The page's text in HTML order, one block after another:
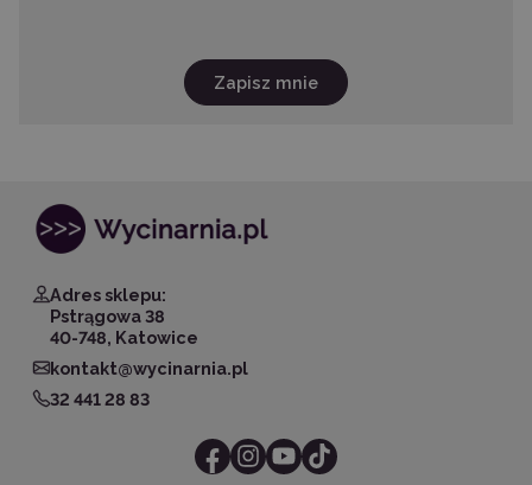
Zapisz mnie
Adres sklepu:
Pstrągowa 38
40-748, Katowice
kontakt@wycinarnia.pl
32 441 28 83